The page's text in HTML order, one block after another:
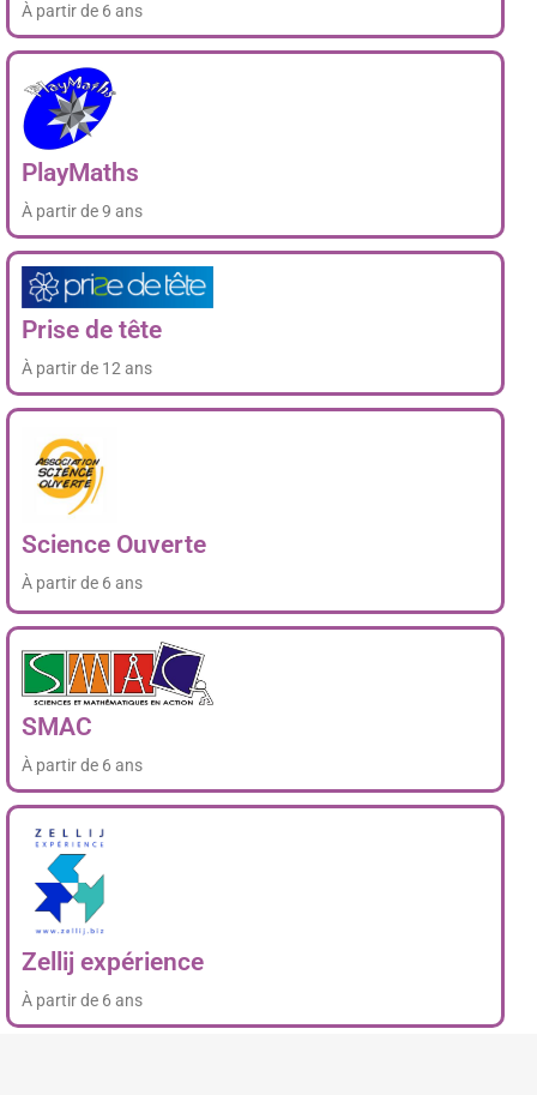
À partir de 6 ans
PlayMaths
À partir de 9 ans
Prise de tête
À partir de 12 ans
Science Ouverte
À partir de 6 ans
SMAC
À partir de 6 ans
Zellij expérience
À partir de 6 ans